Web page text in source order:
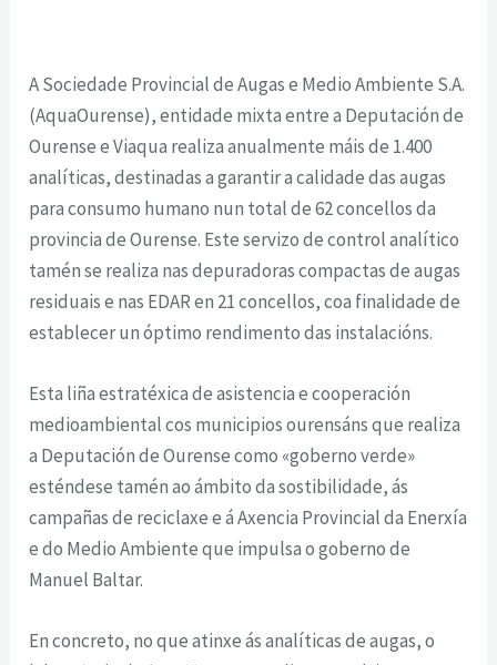
A Sociedade Provincial de Augas e Medio Ambiente S.A.
(AquaOurense), entidade mixta entre a Deputación de
Ourense e Viaqua realiza anualmente máis de 1.400
analíticas, destinadas a garantir a calidade das augas
para consumo humano nun total de 62 concellos da
provincia de Ourense. Este servizo de control analítico
tamén se realiza nas depuradoras compactas de augas
residuais e nas EDAR en 21 concellos, coa finalidade de
establecer un óptimo rendimento das instalacións.
Esta liña estratéxica de asistencia e cooperación
medioambiental cos municipios ourensáns que realiza
a Deputación de Ourense como «goberno verde»
esténdese tamén ao ámbito da sostibilidade, ás
campañas de reciclaxe e á Axencia Provincial da Enerxía
e do Medio Ambiente que impulsa o goberno de
Manuel Baltar.
En concreto, no que atinxe ás analíticas de augas, o